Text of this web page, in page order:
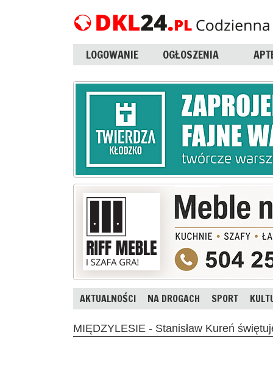
LOGOWANIE OGŁOSZENIA
AKTUALNOŚCI NA DROGACH SPORT
MIĘDZYLESIE - Stanisław Kureń